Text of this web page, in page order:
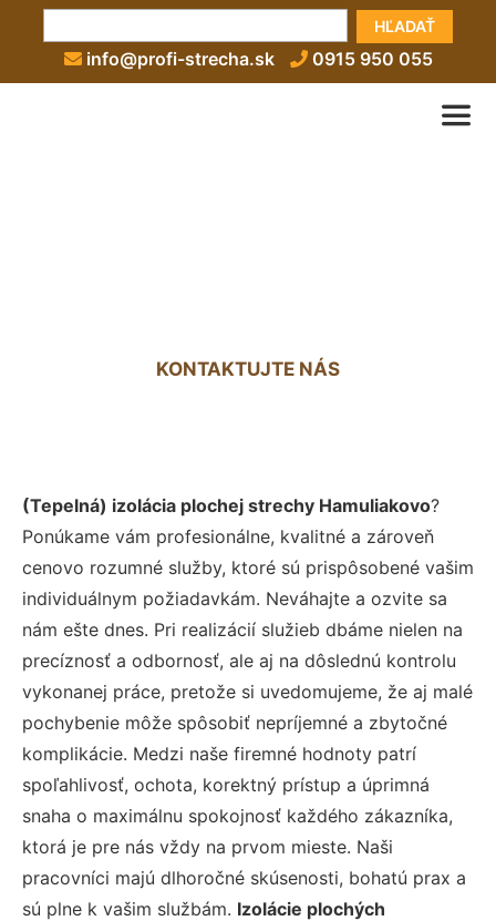
HĽADAŤ
info@profi-strecha.sk 0915 950 055
KONTAKTUJTE NÁS
(Tepelná) izolácia plochej strechy Hamuliakovo?
Ponúkame vám profesionálne, kvalitné a zároveň
cenovo rozumné služby, ktoré sú prispôsobené vašim
individuálnym požiadavkám. Neváhajte a ozvite sa
nám ešte dnes. Pri realizácií služieb dbáme nielen na
precíznosť a odbornosť, ale aj na dôslednú kontrolu
vykonanej práce, pretože si uvedomujeme, že aj malé
pochybenie môže spôsobiť nepríjemné a zbytočné
komplikácie. Medzi naše firemné hodnoty patrí
spoľahlivosť, ochota, korektný prístup a úprimná
snaha o maximálnu spokojnosť každého zákazníka,
ktorá je pre nás vždy na prvom mieste. Naši
pracovníci majú dlhoročné skúsenosti, bohatú prax a
sú plne k vašim službám. Izolácie plochých